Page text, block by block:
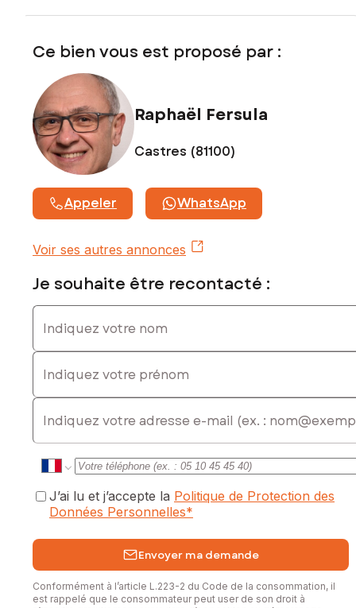
0619266225, E-mail : raphael.fersula@safti.fr - EI - Agent
commercial immatriculé au RSAC de CASTRES sous le
numéro 482 519 410
Ce bien vous est proposé par :
Raphaël Fersula
Castres (81100)
Appeler WhatsApp
Voir ses autres annonces
Je souhaite être recontacté :
Indiquez votre nom
Indiquez votre prénom
E-mail
J’ai lu et j’accepte la Politique de Protection des
Données Personnelles*
Envoyer ma demande
Conformément à l’article L.223-2 du Code de la consommation, il
est rappelé que le consommateur peut user de son droit à